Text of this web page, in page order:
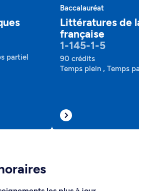
partiel
Baccalauréat
Littératures de
française
1-145-1-5
90 crédits
Temps plein , Temps